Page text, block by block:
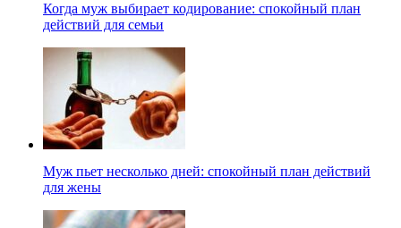
Когда муж выбирает кодирование: спокойный план
действий для семьи
Муж пьет несколько дней: спокойный план действий
для жены